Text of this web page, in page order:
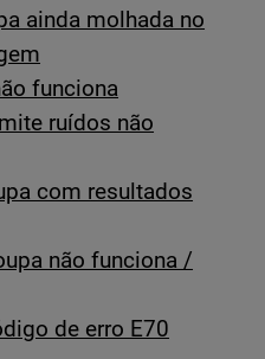
ainda molhada no
funciona
ruídos não
com resultados
não funciona /
de erro E70